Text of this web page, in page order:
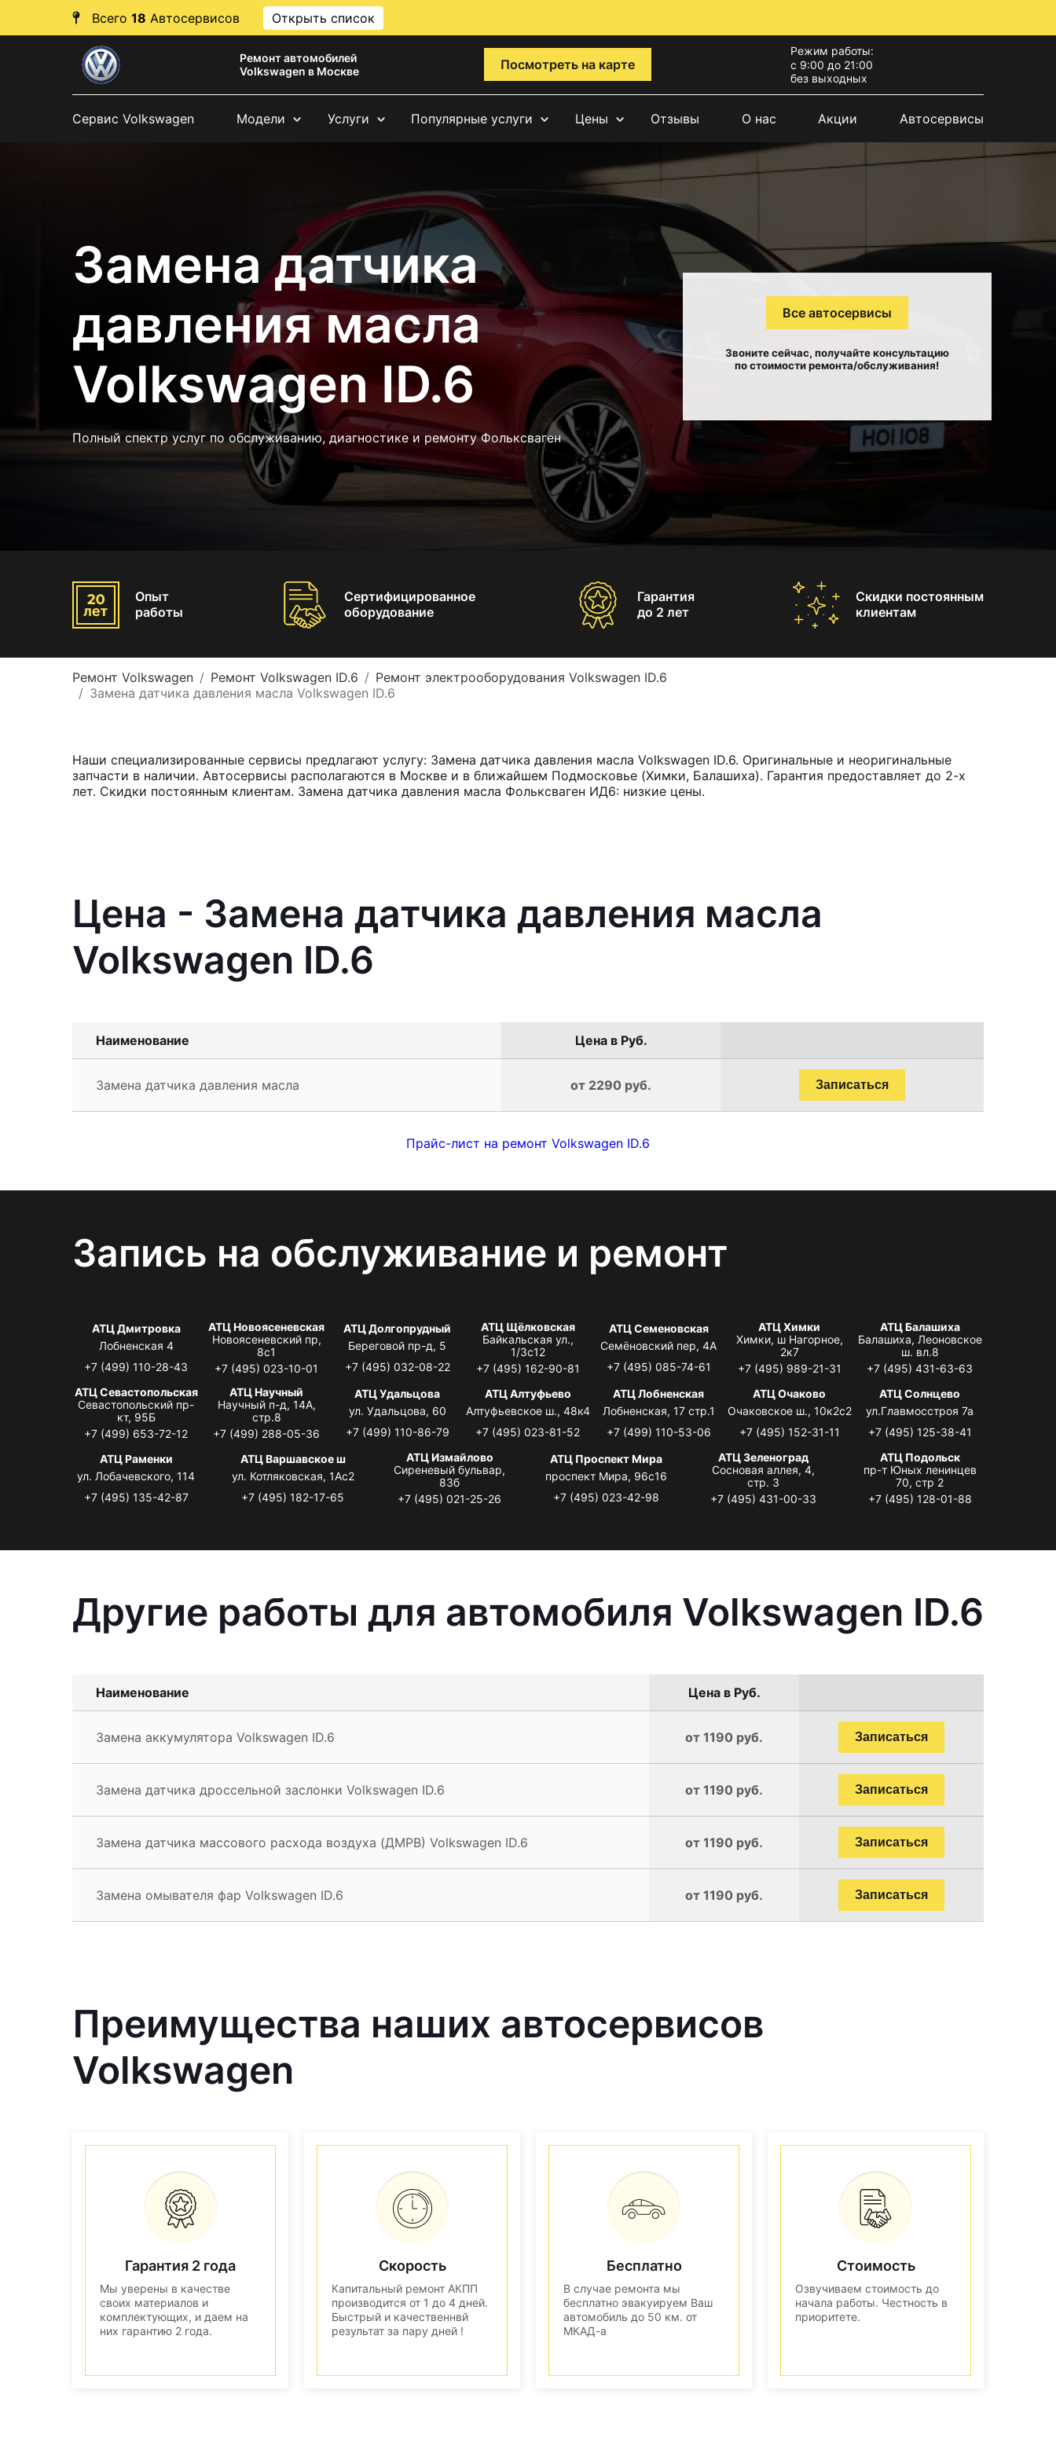
Всего 18 Автосервисов Открыть список
Ремонт автомобилей
Volkswagen в Москве
Посмотреть на карте
Режим работы:
с 9:00 до 21:00
без выходных
Сервис Volkswagen Модели Услуги Популярные услуги Цены Отзывы О нас Акции Автосервисы
Замена датчика
давления масла
Volkswagen ID.6
Полный спектр услуг по обслуживанию, диагностике и ремонту Фольксваген
Все автосервисы
Звоните сейчас, получайте консультацию
по стоимости ремонта/обслуживания!
Опыт
работы
Сертифицированное
оборудование
Гарантия
до 2 лет
Скидки постоянным
клиентам
Ремонт Volkswagen Ремонт Volkswagen ID.6
Ремонт электрооборудования Volkswagen ID.6
Замена датчика давления масла Volkswagen ID.6
Наши специализированные сервисы предлагают услугу: Замена датчика давления масла Volkswagen ID.6. Оригинальные и неоригинальные
запчасти в наличии. Автосервисы располагаются в Москве и в ближайшем Подмосковье (Химки, Балашиха). Гарантия предоставляет до 2-х
лет. Скидки постоянным клиентам. Замена датчика давления масла Фольксваген ИД6: низкие цены.
Цена - Замена датчика давления масла
Volkswagen ID.6
Наименование Цена в Руб.
Замена датчика давления масла от 2290 руб. Записаться
Прайс-лист на ремонт Volkswagen ID.6
Запись на обслуживание и ремонт
АТЦ Дмитровка
Лобненская 4
+7 (499) 110-28-43
АТЦ Новоясеневская
Новоясеневский пр,
8с1
+7 (495) 023-10-01
АТЦ Долгопрудный
Береговой пр-д, 5
+7 (495) 032-08-22
АТЦ Щёлковская
Байкальская ул.,
1/3с12
+7 (495) 162-90-81
АТЦ Семеновская
Семёновский пер, 4А
+7 (495) 085-74-61
АТЦ Химки
Химки, ш Нагорное,
2к7
+7 (495) 989-21-31
АТЦ Балашиха
Балашиха, Леоновское
ш. вл.8
+7 (495) 431-63-63
АТЦ Севастопольская
Севастопольский пр-
кт, 95Б
+7 (499) 653-72-12
АТЦ Научный
Научный п-д, 14А,
стр.8
+7 (499) 288-05-36
АТЦ Удальцова
ул. Удальцова, 60
+7 (499) 110-86-79
АТЦ Алтуфьево
Алтуфьевское ш., 48к4
+7 (495) 023-81-52
АТЦ Лобненская
Лобненская, 17 стр.1
+7 (499) 110-53-06
АТЦ Очаково
Очаковское ш., 10к2с2
+7 (495) 152-31-11
АТЦ Солнцево
ул.Главмосстроя 7а
+7 (495) 125-38-41
АТЦ Раменки
ул. Лобачевского, 114
+7 (495) 135-42-87
АТЦ Варшавское ш
ул. Котляковская, 1Ас2
+7 (495) 182-17-65
АТЦ Измайлово
Сиреневый бульвар,
83б
+7 (495) 021-25-26
АТЦ Проспект Мира
проспект Мира, 96с16
+7 (495) 023-42-98
АТЦ Зеленоград
Сосновая аллея, 4,
стр. 3
+7 (495) 431-00-33
АТЦ Подольск
пр-т Юных ленинцев
70, стр 2
+7 (495) 128-01-88
Другие работы для автомобиля Volkswagen ID.6
Наименование Цена в Руб.
Замена аккумулятора Volkswagen ID.6 от 1190 руб. Записаться
Замена датчика дроссельной заслонки Volkswagen ID.6 от 1190 руб. Записаться
Замена датчика массового расхода воздуха (ДМРВ) Volkswagen ID.6 от 1190 руб. Записаться
Замена омывателя фар Volkswagen ID.6 от 1190 руб. Записаться
Преимущества наших автосервисов
Volkswagen
Гарантия 2 года
Мы уверены в качестве
своих материалов и
комплектующих, и даем на
них гарантию 2 года.
Скорость
Капитальный ремонт АКПП
производится от 1 до 4 дней.
Быстрый и качественнвй
результат за пару дней !
Бесплатно
В случае ремонта мы
бесплатно эвакуируем Ваш
автомобиль до 50 км. от
МКАД-а
Стоимость
Озвучиваем стоимость до
начала работы. Честность в
приоритете.